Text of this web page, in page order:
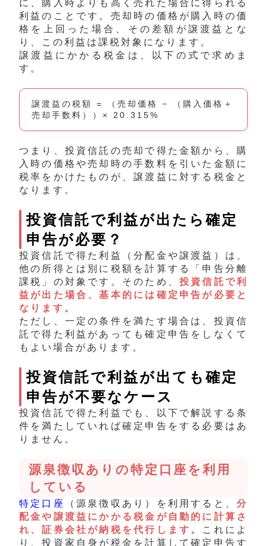
に、購入時よりも高く売れた場合に得られる
利益のことです。売却時の価格が購入時の価
格を上回った場合、その差額が譲渡益とな
り、この利益は課税対象になります。
譲渡益にかかる税金は、以下の式で求めま
す。
譲渡益の税額 = （売却価格 − （購入価格＋
売却手数料））× 20.315%
つまり、投資信託の売却で得た金額から、購
入時の価格や売却時の手数料を引いた金額に
税率をかけたものが、譲渡益に対する税金と
なります。
投資信託で利益が出たら確定
申告が必要？
投資信託で得た利益（分配金や譲渡益）は、
他の所得とは別に税額を計算する「申告分離
課税」の対象です。そのため、 投資信託で利
益が出た場合、基本的には確定申告が必要と
なります。
ただし、一定の条件を満たす場合は、投資信
託で得た利益があっても確定申告をしなくて
もよい場合があります。
投資信託で利益が出ても確定
申告が不要なケース
投資信託で得た利益でも、以下で解説する条
件を満たしていれば確定申告をする必要はあ
りません。
源泉徴収ありの特定口座を利用
している
特定口座 （源泉徴収あり）を利用すると、分
配金や譲渡益にかかる税金が自動的に計算さ
れ、証券会社が納税を代行します。 これによ
り、投資家自身が税金を計算して確定申告す